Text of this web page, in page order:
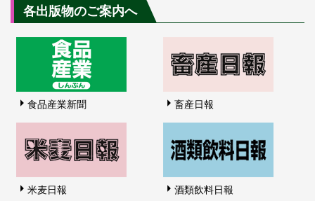
各出版物のご案内へ
食品産業新聞 畜産日報
米麦日報 酒類飲料日報